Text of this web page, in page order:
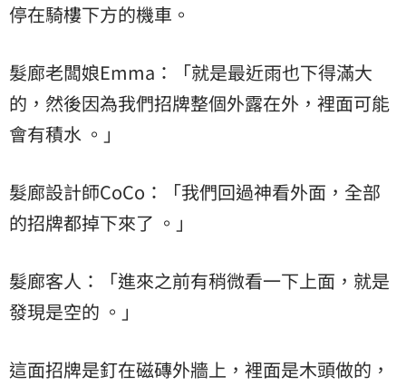
停在騎樓下方的機車。
髮廊老闆娘Emma：「就是最近雨也下得滿大
的，然後因為我們招牌整個外露在外，裡面可能
會有積水 。」
髮廊設計師CoCo：「我們回過神看外面，全部
的招牌都掉下來了 。」
髮廊客人：「進來之前有稍微看一下上面，就是
發現是空的 。」
這面招牌是釘在磁磚外牆上，裡面是木頭做的，